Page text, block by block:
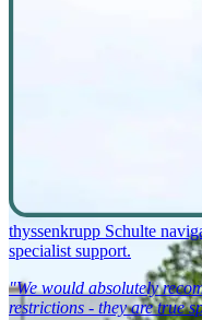
thyssenkrupp Schulte
specialist support.
"We would absolutely
restrictions - they are true